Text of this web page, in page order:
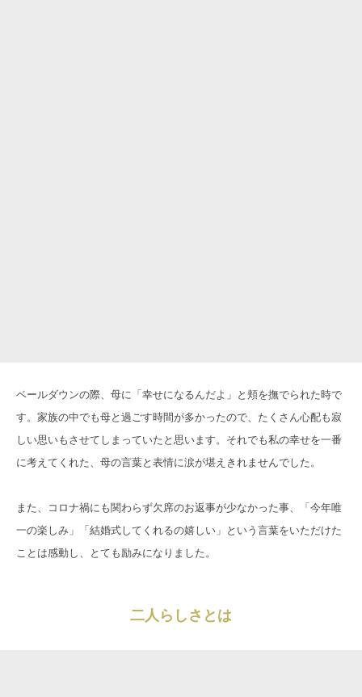
ベールダウンの際、母に「幸せになるんだよ」と頬を撫でられた時で
す。家族の中でも母と過ごす時間が多かったので、たくさん心配も寂
しい思いもさせてしまっていたと思います。それでも私の幸せを一番
に考えてくれた、母の言葉と表情に涙が堪えきれませんでした。
また、コロナ禍にも関わらず欠席のお返事が少なかった事、「今年唯
一の楽しみ」「結婚式してくれるの嬉しい」という言葉をいただけた
ことは感動し、とても励みになりました。
二人らしさとは